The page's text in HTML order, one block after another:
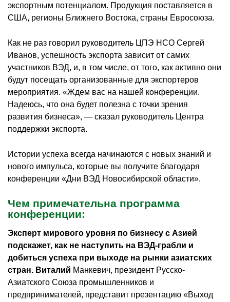
экспортным потенциалом. Продукция поставляется в
США, регионы Ближнего Востока, страны Евросоюза.
Как не раз говорил руководитель ЦПЭ НСО Сергей
Иванов, успешность экспорта зависит от самих
участников ВЭД, и, в том числе, от того, как активно они
будут посещать организованные для экспортеров
мероприятия. «Ждем вас на нашей конференции.
Надеюсь, что она будет полезна с точки зрения
развития бизнеса», — сказал руководитель Центра
поддержки экспорта.
Истории успеха всегда начинаются с новых знаний и
нового импульса, которые вы получите благодаря
конференции «Дни ВЭД Новосибирской области».
Чем примечательна программа
конференции:
Эксперт мирового уровня по бизнесу с Азией
подскажет, как не наступить на ВЭД-грабли и
добиться успеха при выходе на рынки азиатских
стран. Виталий Манкевич, президент Русско-
Азиатского Союза промышленников и
предпринимателей, представит презентацию «Выход